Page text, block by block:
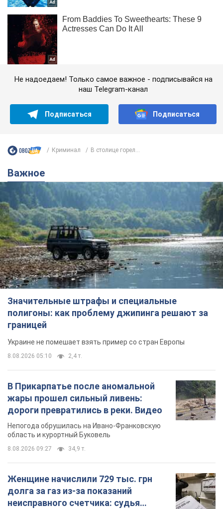
Не надоедаем! Только самое важное - подписывайся на
наш Telegram-канал
Подписаться Подписаться
Криминал В столице горел...
Важное
Значительные штрафы и специальные
полигоны: как проблему джипинга решают за
границей
Украине не помешает взять пример со стран Европы
8.08.2026 05:10 2,4 т.
В Прикарпатье после аномальной
жары прошел сильный ливень:
дороги превратились в реки. Видео
Непогода обрушилась на Ивано-Франковскую
область и курортный Буковель
8.08.2026 09:27 34,9 т.
Женщине начислили 729 тыс. грн
долга за газ из-за показаний
неисправного счетчика: судья